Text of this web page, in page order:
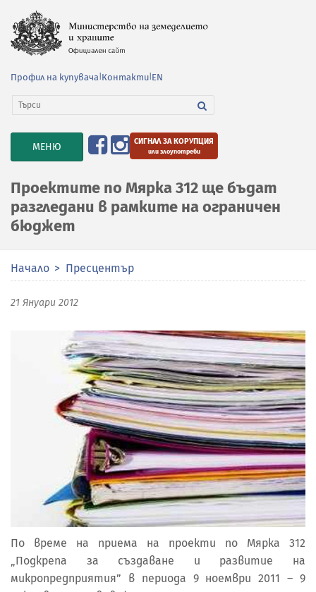
Профил на купувача Контакти EN
TOGGLE
NAVIGATION
МЕНЮ СИГНАЛ ЗА КОРУПЦИЯ
или злоупотреби
Проектите по Мярка 312 ще бъдат
разгледани в рамките на ограничен
бюджет
Начало Пресцентър
21 Януари 2012
По време на приема на проекти по Мярка 312
„Подкрепа за създаване и развитие на
микропредприятия” в периода 9 ноември 2011 – 9